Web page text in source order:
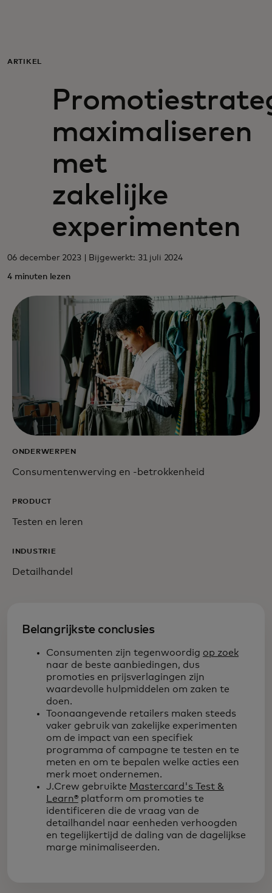
Voor bedrijven
Voor de wereld
Voor innovators
Nieuws en trends
ARTIKEL
maximaliseren
met
zakelijke
experimenten
06 december 2023 | Bijgewerkt: 31 juli 2024
4 minuten lezen
ONDERWERPEN
Consumentenwerving en -betrokkenheid
PRODUCT
Testen en leren
INDUSTRIE
Detailhandel
Belangrijkste conclusies
Consumenten zijn tegenwoordig op zoek
naar de beste aanbiedingen, dus
promoties en prijsverlagingen zijn
waardevolle hulpmiddelen om zaken te
doen.
Toonaangevende retailers maken steeds
vaker gebruik van zakelijke experimenten
om de impact van een specifiek
programma of campagne te testen en te
meten en om te bepalen welke acties een
merk moet ondernemen.
J.Crew gebruikte Mastercard's Test &
Learn® platform om promoties te
identificeren die de vraag van de
detailhandel naar eenheden verhoogden
en tegelijkertijd de daling van de dagelijkse
marge minimaliseerden.